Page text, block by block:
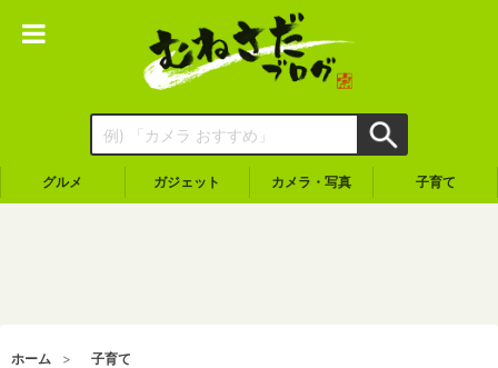
グルメ ガジェット カメラ・写真 子育て
ホーム 子育て